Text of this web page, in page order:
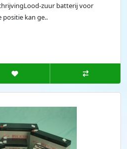
zuur batterij voor
positie kan ge..